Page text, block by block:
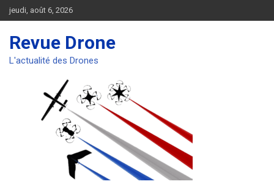
Aller
au
jeudi, août 6, 2026
Revue Drone
L'actualité des Drones